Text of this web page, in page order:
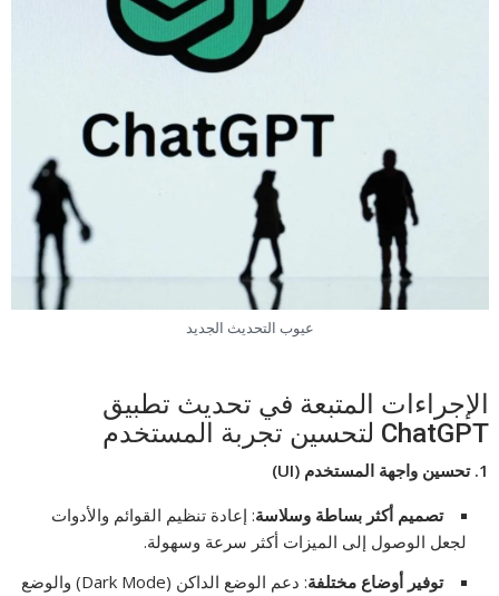
عيوب التحديث الجديد
الإجراءات المتبعة في تحديث تطبيق
ChatGPT لتحسين تجربة المستخدم
1. تحسين واجهة المستخدم (UI)
تصميم أكثر بساطة وسلاسة: إعادة تنظيم القوائم والأدوات
لجعل الوصول إلى الميزات أكثر سرعة وسهولة.
توفير أوضاع مختلفة
: دعم الوضع الداكن (Dark Mode) والوضع